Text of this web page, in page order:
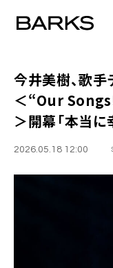
今井美樹、歌
＜“Our
＞開幕「本当に
2026.05.18 12:00